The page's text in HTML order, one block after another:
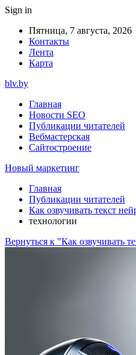
Sign in
Пятница, 7 августа, 2026
Контакты
Лента
Карта
blv.by
Главная
Новости SEO
Публикации читателей
Вебмастерская
Сайтостроение
Новый маркетинг
Главная
Публикации читателей
Как озвучивать текст
технологии
Вернуться к "Как озвучивать